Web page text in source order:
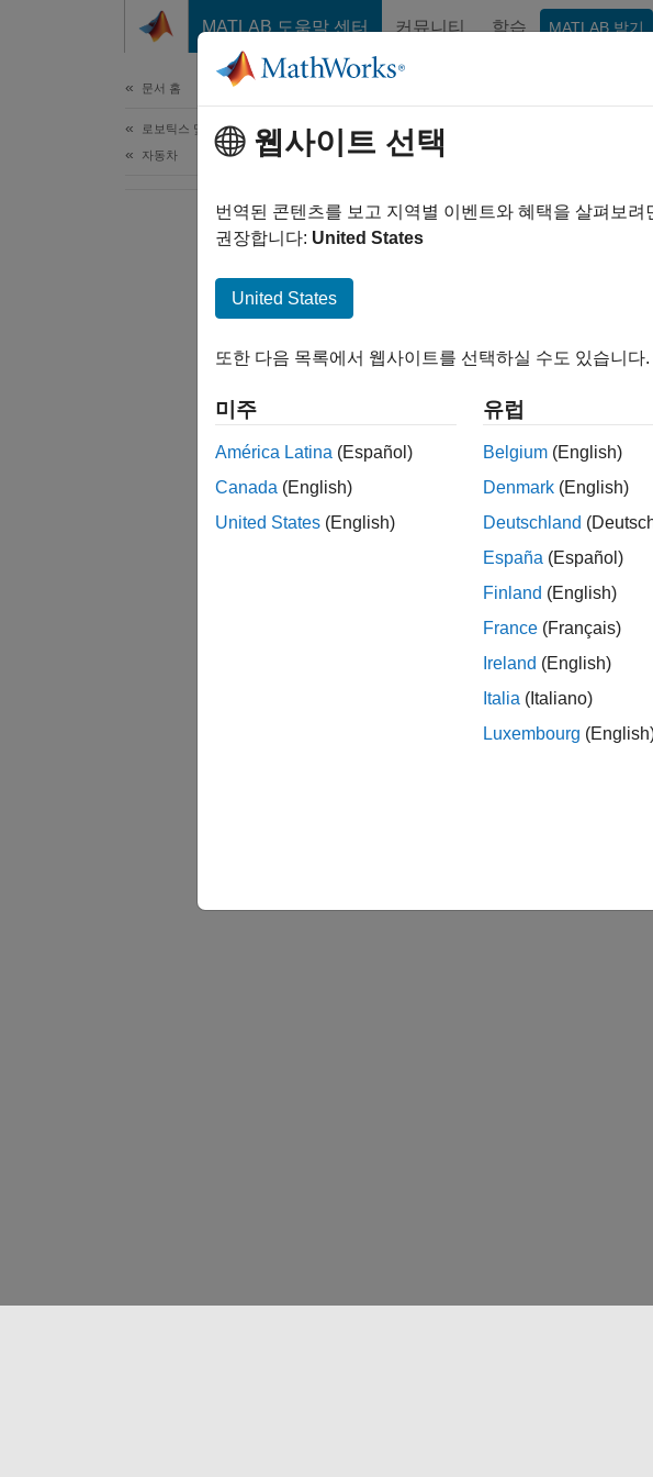
MATLAB 도움말 센터 커뮤니티 학습 MATLAB 받기
문서 홈
로보틱스 및 자율 시스템
자동차
웹사이트 선택
번역된 콘텐츠를 보고 지역별 이벤트와 혜택을 살펴보
권장합니다: United States
United States
또한 다음 목록에서 웹사이트를 선택하실 수도 있습니다.
미주
América Latina (Español)
Canada (English)
United States (English)
유럽
Belgium (English)
Denmark (English)
Deutschland
España (Español)
Finland (English)
France (Français)
Ireland (English)
Italia (Italiano)
Luxembourg